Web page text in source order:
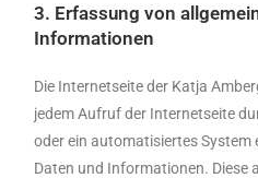
3. Erfassung von
Informationen
Die Internetseite der Katja
jedem Aufruf der Internetseite
oder ein automatisiertes System
Daten und Informationen. Diese